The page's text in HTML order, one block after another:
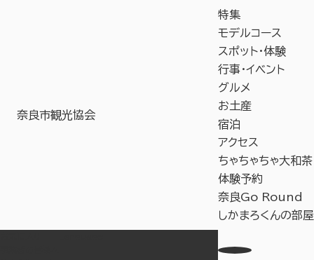
奈良市観光協会
特集
モデルコース
スポット・体験
行事・イベント
グルメ
お土産
宿泊
アクセス
ちゃちゃちゃ大和茶
体験予約
奈良Go Round
しかまろくんの部屋